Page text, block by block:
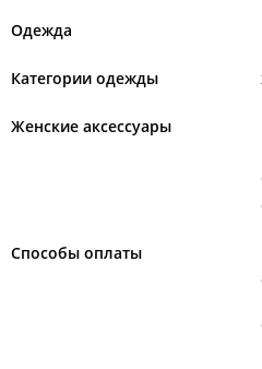
Одежда
Категории одежды
Женские аксессуары
Способы оплаты